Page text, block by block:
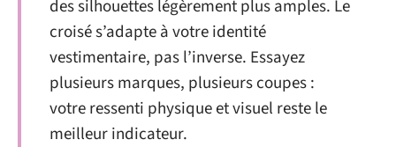
des silhouettes légèrement plus amples. Le
croisé s’adapte à votre identité
vestimentaire, pas l’inverse. Essayez
plusieurs marques, plusieurs coupes :
votre ressenti physique et visuel reste le
meilleur indicateur.